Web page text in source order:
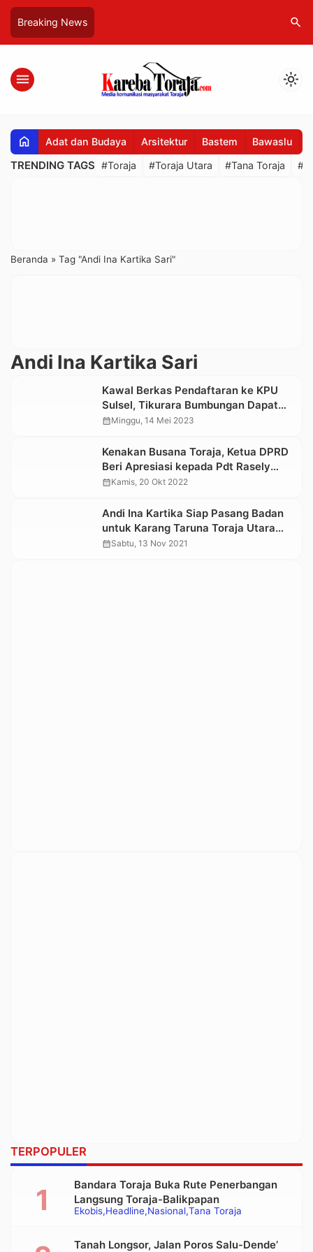
Breaking News search
menu light_mode
home Adat dan Budaya Arsitektur Bastem Bawaslu
TRENDING TAGS #Toraja #Toraja Utara #Tana Toraja
Beranda » Tag "Andi Ina Kartika Sari"
Andi Ina Kartika Sari
Kawal Berkas Pendaftaran ke KPU
Sulsel, Tikurara Bumbungan Dapat
Dukungan Ketua DPRD Sulsel
calendar_monthMinggu, 14 Mei 2023
Kenakan Busana Toraja, Ketua DPRD
Beri Apresiasi kepada Pdt Rasely
Sinampe Pada Puncak Hari Jadi
calendar_monthKamis, 20 Okt 2022
Andi Ina Kartika Siap Pasang Badan
untuk Karang Taruna Toraja Utara
yang Sah
calendar_monthSabtu, 13 Nov 2021
TERPOPULER
Ekobis Headline Nasional Tana Toraja
Bandara Toraja Buka Rute Penerbangan
Langsung Toraja-Balikpapan
Tanah Longsor, Jalan Poros Salu-Dende’